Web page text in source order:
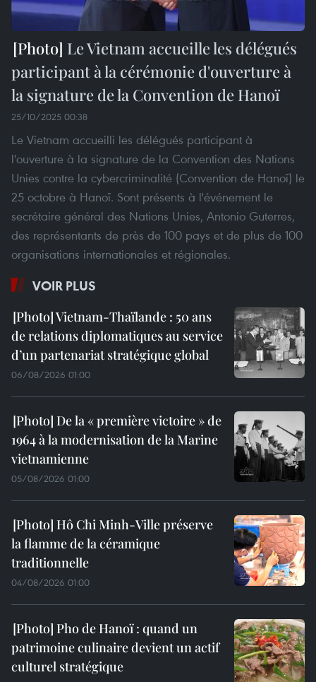
Le Vietnam accueille les délégués
participant à la cérémonie d'ouverture à
la signature de la Convention de Hanoï
25/10/2025 00:38
Le Vietnam accueilli les délégués participant à
l'ouverture à la signature de la Convention des Nations
Unies contre la cybercriminalité (Convention de Hanoï) le
25 octobre à Hanoï. Sont présents à l'événement le
secrétaire général des Nations Unies, Antonio Guterres,
des représentants de près de 100 pays et de plus de 100
organisations internationales et régionales.
VOIR PLUS
Vietnam-Thaïlande : 50 ans
de relations diplomatiques au service
d’un partenariat stratégique global
06/08/2026 01:00
De la « première victoire » de
1964 à la modernisation de la Marine
vietnamienne
05/08/2026 01:00
Hô Chi Minh-Ville préserve
la flamme de la céramique
traditionnelle
04/08/2026 01:00
Pho de Hanoï : quand un
patrimoine culinaire devient un actif
culturel stratégique